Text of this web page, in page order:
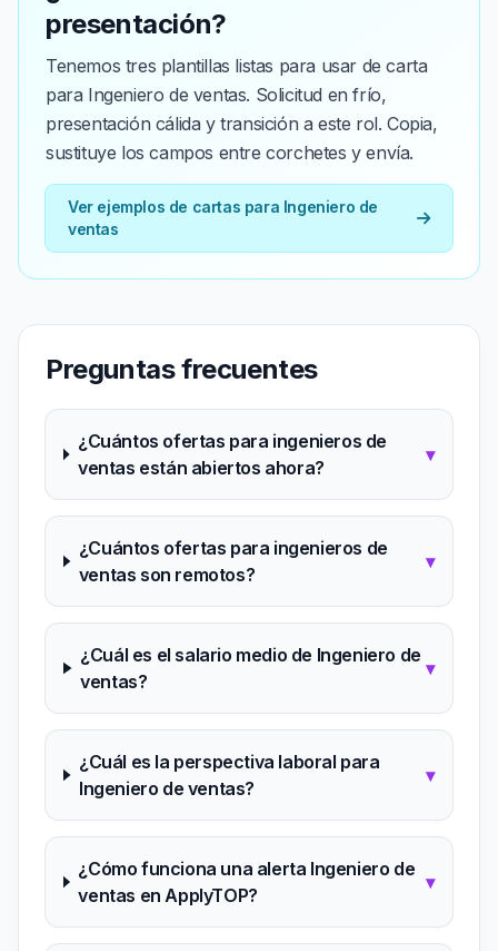
presentación?
Tenemos tres plantillas listas para usar de carta
para Ingeniero de ventas. Solicitud en frío,
presentación cálida y transición a este rol. Copia,
sustituye los campos entre corchetes y envía.
Ver ejemplos de cartas para Ingeniero de
ventas
Preguntas frecuentes
¿Cuántos ofertas para ingenieros de
ventas están abiertos ahora?
▾
¿Cuántos ofertas para ingenieros de
ventas son remotos?
▾
¿Cuál es el salario medio de Ingeniero de
ventas?
▾
¿Cuál es la perspectiva laboral para
Ingeniero de ventas?
▾
¿Cómo funciona una alerta Ingeniero de
ventas en ApplyTOP?
▾